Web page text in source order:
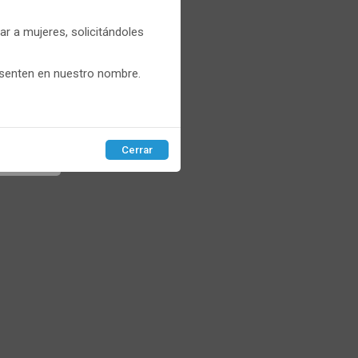
a mujeres, solicitándoles
en nuestro nombre.
Cerrar